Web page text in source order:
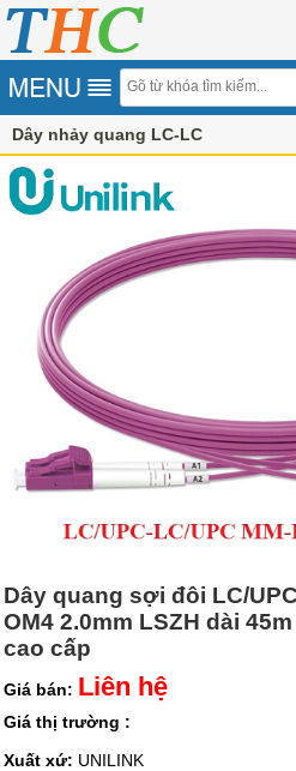
Dây nhảy quang LC-LC
Dây quang sợi đôi LC/
OM4 2.0mm LSZH dài
cao cấp
Giá bán: Liên hệ
Giá thị trường :
Xuất xứ: UNILINK